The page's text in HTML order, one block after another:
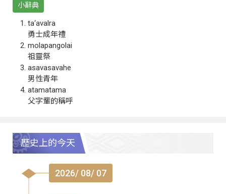
小辭典
ta‘avalra
勇士成年禮
molapangolai
祖靈祭
asavasavahe
男性青年
atamatama
父字輩的稱呼
歷史上的今天
2026/ 08/ 07